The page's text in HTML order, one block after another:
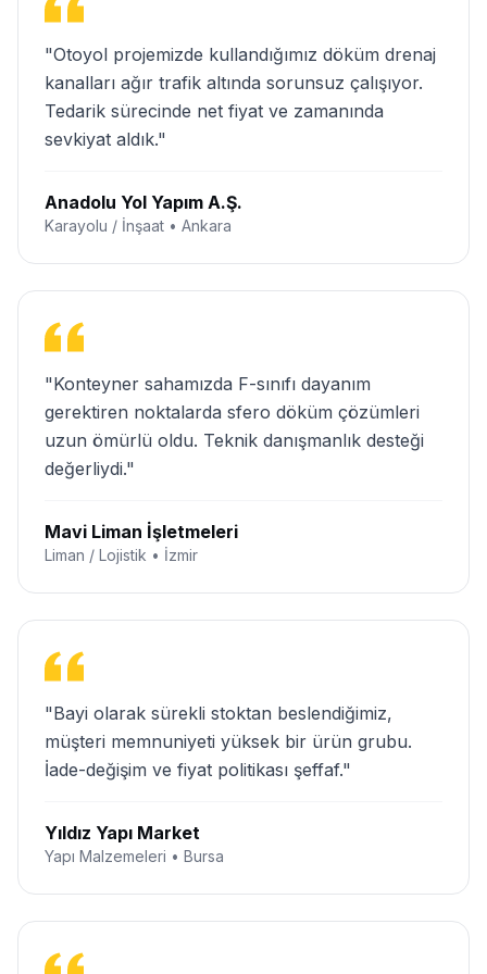
"Otoyol projemizde kullandığımız döküm drenaj
kanalları ağır trafik altında sorunsuz çalışıyor.
Tedarik sürecinde net fiyat ve zamanında
sevkiyat aldık."
Anadolu Yol Yapım A.Ş.
Karayolu / İnşaat • Ankara
"Konteyner sahamızda F-sınıfı dayanım
gerektiren noktalarda sfero döküm çözümleri
uzun ömürlü oldu. Teknik danışmanlık desteği
değerliydi."
Mavi Liman İşletmeleri
Liman / Lojistik • İzmir
"Bayi olarak sürekli stoktan beslendiğimiz,
müşteri memnuniyeti yüksek bir ürün grubu.
İade-değişim ve fiyat politikası şeffaf."
Yıldız Yapı Market
Yapı Malzemeleri • Bursa